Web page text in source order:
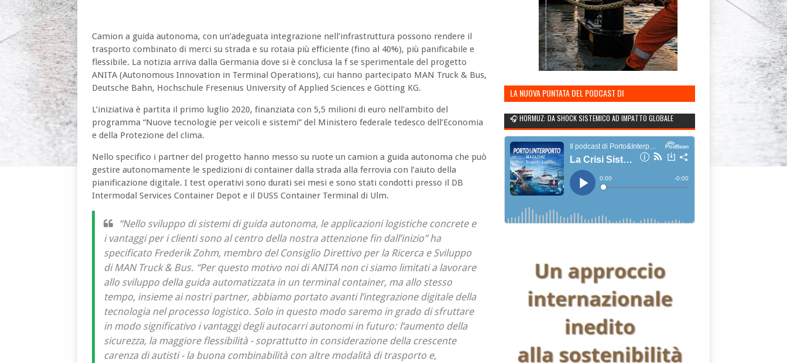
Camion a guida autonoma, con un’adeguata integrazione nell’infrastruttura possono rendere il
trasporto combinato di merci su strada e su rotaia più efficiente (fino al 40%), più panificabile e
flessibile. La notizia arriva dalla Germania dove si è conclusa la f se sperimentale del progetto
ANITA (Autonomous Innovation in Terminal Operations), cui hanno partecipato MAN Truck & Bus,
Deutsche Bahn, Hochschule Fresenius University of Applied Sciences e Götting KG.
L’iniziativa è partita il primo luglio 2020, finanziata con 5,5 milioni di euro nell’ambito del
programma “Nuove tecnologie per veicoli e sistemi” del Ministero federale tedesco dell’Economia
e della Protezione del clima.
Nello specifico i partner del progetto hanno messo su ruote un camion a guida autonoma che può
gestire autonomamente le spedizioni di container dalla strada alla ferrovia con l’aiuto della
pianificazione digitale. I test operativi sono durati sei mesi e sono stati condotti presso il DB
Intermodal Services Container Depot e il DUSS Container Terminal di Ulm.
“Nello sviluppo di sistemi di guida autonoma, le applicazioni logistiche concrete e
i vantaggi per i clienti sono al centro della nostra attenzione fin dall’inizio” ha
specificato Frederik Zohm, membro del Consiglio Direttivo per la Ricerca e Sviluppo
di MAN Truck & Bus. “Per questo motivo noi di ANITA non ci siamo limitati a lavorare
allo sviluppo della guida automatizzata in un terminal container, ma allo stesso
tempo, insieme ai nostri partner, abbiamo portato avanti l’integrazione digitale della
tecnologia nel processo logistico. Solo in questo modo saremo in grado di sfruttare
in modo significativo i vantaggi degli autocarri autonomi in futuro: l’aumento della
sicurezza, la maggiore flessibilità - soprattutto in considerazione della crescente
carenza di autisti - la buona combinabilità con altre modalità di trasporto e,
LA NUOVA PUNTATA DEL PODCAST DI
🎧 HORMUZ: DA SHOCK SISTEMICO AD IMPATTO GLOBALE